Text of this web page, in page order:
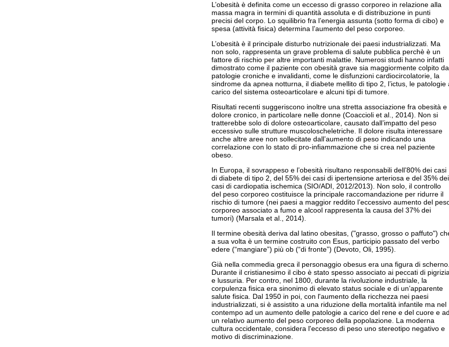
L’obesità è definita come un eccesso di grasso corporeo in relazione alla
massa magra in termini di quantità assoluta e di distribuzione in punti
precisi del corpo. Lo squilibrio fra l’energia assunta (sotto forma di cibo) e
spesa (attività fisica) determina l’aumento del peso corporeo.
L’obesità è il principale disturbo nutrizionale dei paesi industrializzati. Ma
non solo, rappresenta un grave problema di salute pubblica perchè è un
fattore di rischio per altre importanti malattie. Numerosi studi hanno infatti
dimostrato come il paziente con obesità grave sia maggiormente colpito da
patologie croniche e invalidanti, come le disfunzioni cardiocircolatorie, la
sindrome da apnea notturna, il diabete mellito di tipo 2, l’ictus, le patologie
carico del sistema osteoarticolare e alcuni tipi di tumore.
Risultati recenti suggeriscono inoltre una stretta associazione fra obesità e
dolore cronico, in particolare nelle donne (Coaccioli et al., 2014). Non si
tratterebbe solo di dolore osteoarticolare, causato dall’impatto del peso
eccessivo sulle strutture muscoloscheletriche. Il dolore risulta interessare
anche altre aree non sollecitate dall’aumento di peso indicando una
correlazione con lo stato di pro-infiammazione che si crea nel paziente
obeso.
In Europa, il sovrappeso e l’obesità risultano responsabili dell’80% dei casi
di diabete di tipo 2, del 55% dei casi di ipertensione arteriosa e del 35% dei
casi di cardiopatia ischemica (SIO/ADI, 2012/2013). Non solo, il controllo
del peso corporeo costituisce la principale raccomandazione per ridurre il
rischio di tumore (nei paesi a maggior reddito l’eccessivo aumento del
corporeo associato a fumo e alcool rappresenta la causa del 37% dei
tumori) (Marsala et al., 2014).
Il termine obesità deriva dal latino obesitas, ("grasso, grosso o paffuto")
a sua volta è un termine costruito con Esus, participio passato del verbo
edere (“mangiare”) più ob (“di fronte”) (Devoto, Oli, 1995).
Già nella commedia greca il personaggio obesus era una figura di scherno.
Durante il cristianesimo il cibo è stato spesso associato ai peccati di pigrizia
e lussuria. Per contro, nel 1800, durante la rivoluzione industriale, la
corpulenza fisica era sinonimo di elevato status sociale e di un’apparente
salute fisica. Dal 1950 in poi, con l'aumento della ricchezza nei paesi
industrializzati, si è assistito a una riduzione della mortalità infantile ma nel
contempo ad un aumento delle patologie a carico del rene e del cuore e ad
un relativo aumento del peso corporeo della popolazione. La moderna
cultura occidentale, considera l'eccesso di peso uno stereotipo negativo e
motivo di discriminazione.